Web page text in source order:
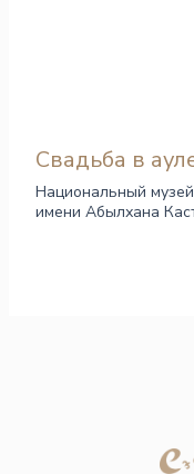
Свадьба в
Национальный музей
имени Абылхана